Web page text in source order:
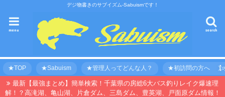
デジ物書きのサブイズム-Sabuismです！
search
menu
★TOP ★Sabuism ★管理人ってどんな人？ ★初訪問の方へ 【
最新【最強まとめ】簡単検索！千葉県の房総6大バス釣りレイク爆速理
解！？高滝湖、亀山湖、片倉ダム、三島ダム、豊英湖、戸面原ダム情報！